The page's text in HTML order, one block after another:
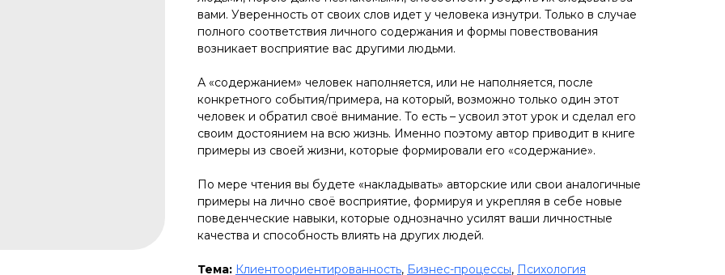
вами. Уверенность от своих слов идет у человека изнутри. Только в случае
полного соответствия личного содержания и формы повествования
возникает восприятие вас другими людьми.
А «содержанием» человек наполняется, или не наполняется, после
конкретного события/примера, на который, возможно только один этот
человек и обратил своё внимание. То есть – усвоил этот урок и сделал его
своим достоянием на всю жизнь. Именно поэтому автор приводит в книге
примеры из своей жизни, которые формировали его «содержание».
По мере чтения вы будете «накладывать» авторские или свои аналогичные
примеры на лично своё восприятие, формируя и укрепляя в себе новые
поведенческие навыки, которые однозначно усилят ваши личностные
качества и способность влиять на других людей.
Тема: Клиентоориентированность, Бизнес-процессы, Психология